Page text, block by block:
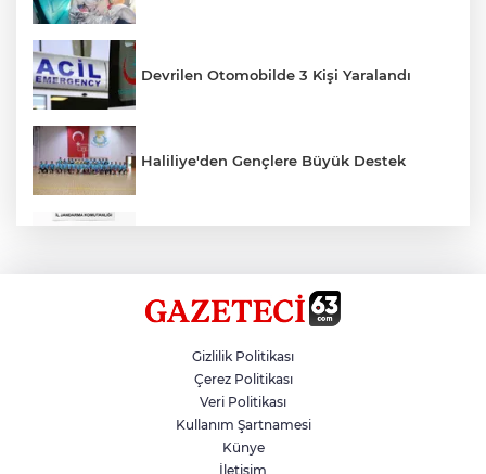
Devrilen Otomobilde 3 Kişi Yaralandı
Haliliye'den Gençlere Büyük Destek
Hikmet Başak’tan Ulaşım Çalışması
Atatürk Bulvarında Asfalt Yenileniyor
Gizlilik Politikası
Çerez Politikası
Veri Politikası
Kullanım Şartnamesi
Künye
İletişim